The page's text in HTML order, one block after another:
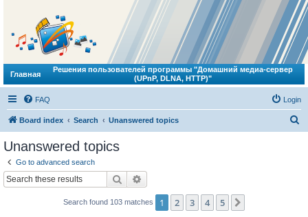
Главная
Решения пользователей программы "Домашний медиа-сервер
(UPnP, DLNA, HTTP)"
FAQ Login
Board index Search Unanswered topics
Unanswered topics
Go to advanced search
Search
Search found 103 matches 1 2 3 4 5